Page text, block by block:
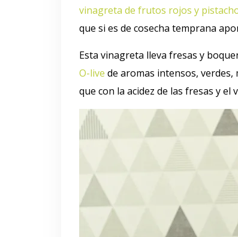
vinagreta de frutos rojos y
que si es de cosecha temprana
Esta vinagreta lleva fresas y
O-live de aromas intensos, verdes,
que con la acidez de las fresas y